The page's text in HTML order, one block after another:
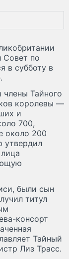
Совет по
в субботу в
Тайного
королевы —
и
700,
около 200
утвердил
были сын
титул
консорт
Тайный
Лиз Трасс.